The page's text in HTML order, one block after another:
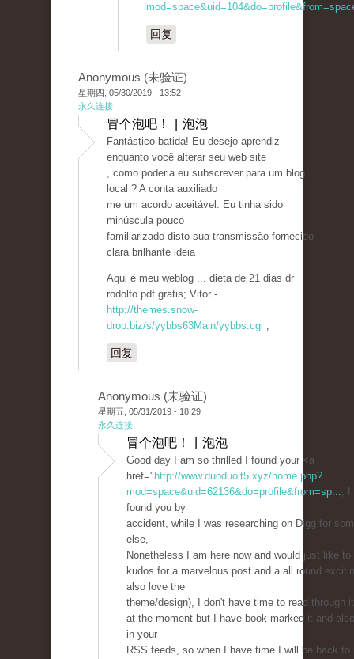
回复
Anonymous (未验证)
星期四, 05/30/2019 - 13:52
永久连接
冒个泡吧！ | 泡泡
Fantástico batida! Eu desejo aprendiz
enquanto você alterar seu web site
, como poderia eu subscrever para um blog
local ? A conta auxiliado
me um acordo aceitável. Eu tinha sido
minúscula pouco
familiarizado disto sua transmissão fornecido
clara brilhante ideia
Aqui é meu weblog ... dieta de 21 dias dr
rodolfo pdf gratis; Vitor -
http://themes.snow-
drop.biz/s/yybbs63Main/yybbs.cgi ,
回复
Anonymous (未验证)
星期五, 05/31/2019 - 18:29
永久连接
冒个泡吧！ | 泡泡
Good day I am so thrilled I found your <a
href=" http://www.duoduolt5.xyz/home.php?
mod=space&uid=62136&do=profile&from=sp..., I
found you by
accident, while I was researching on Digg for
else,
Nonetheless I am here now and would just like to
kudos for a marvelous post and a all round
also love the
theme/design), I don't have time to read through
at the moment but I have book-marked it and
in your
RSS feeds, so when I have time I will be back to